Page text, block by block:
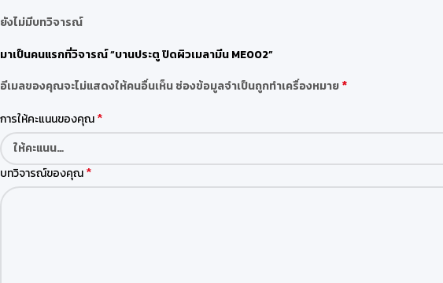
ยังไม่มีบทวิจารณ์
มาเป็นคนแรกที่วิจารณ์ “บานประตู ปิดผิวเมลามีน ME002”
อีเมลของคุณจะไม่แสดงให้คนอื่นเห็นช่องข้อมูลจำเป็นถูกทำเครื่องหมาย*
การให้คะแนนของคุณ*
บทวิจารณ์ของคุณ*